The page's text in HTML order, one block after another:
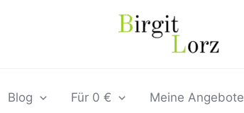
Blog Für 0 € Meine Angebote